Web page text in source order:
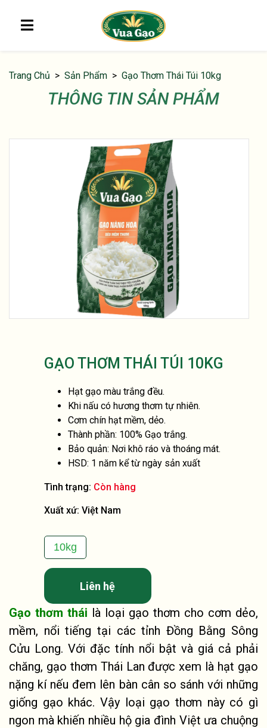
Trang Chủ Sản Phẩm Gạo Thơm Thái Túi 10kg
THÔNG TIN SẢN PHẨM
GẠO THƠM THÁI TÚI 10KG
Hạt gạo màu trắng đều.
Khi nấu có hương thơm tự nhiên.
Cơm chín hạt mềm, dẻo.
Thành phần: 100% Gạo trắng.
Bảo quản: Nơi khô ráo và thoáng mát.
HSD: 1 năm kể từ ngày sản xuất
Tình trạng: Còn hàng
Xuất xứ: Việt Nam
10kg
Liên hệ
Gạo thơm thái là loại gạo thơm cho cơm dẻo,
mềm, nổi tiếng tại các tỉnh Đồng Bằng Sông
Cửu Long. Với đặc tính nổi bật và giá cả phải
chăng, gạo thơm Thái Lan được xem là hạt gạo
nặng kí nếu đem lên bàn cân so sánh với những
giống gạo khác. Vậy loại gạo thơm này có gì
ngon mà khiến nhiều hộ gia đình Việt ưa chuộng